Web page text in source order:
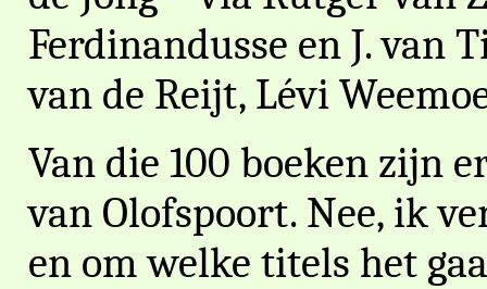
Ferdinandusse en J. van
van de Reijt, Lévi
Van die 100 boeken zijn
van Olofspoort. Nee, ik
en om welke titels het